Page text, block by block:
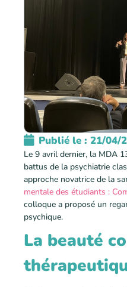
Publié le : 21/04/
Le 9 avril dernier, la MDA
battus de la psychiatrie
approche novatrice de la
mentale des étudiants :
colloque a proposé un
psychique.
La beauté